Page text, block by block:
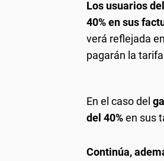
Los usuarios
40% en sus
verá reflejada
pagarán la
En el caso del
del 40%en sus
Continúa,